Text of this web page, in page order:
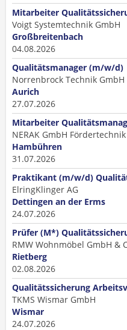
Mitarbeiter
Voigt Systemtechnik GmbH
Großbreitenbach
04.08.2026
Qualitätsmanager (m/w/d)
Norrenbrock Technik GmbH
Aurich
27.07.2026
Mitarbeiter
NERAK GmbH Fördertechnik
Hambühren
31.07.2026
Praktikant (m/w/d)
ElringKlinger AG
Dettingen an der Erms
24.07.2026
Prüfer (M*)
RMW Wohnmöbel GmbH &
Rietberg
02.08.2026
Qualitätssicherung
TKMS Wismar GmbH
Wismar
24.07.2026